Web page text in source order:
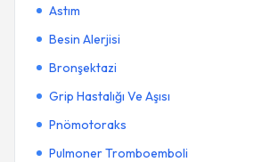
Astım
Besin Alerjisi
Bronşektazi
Grip Hastalığı Ve Aşısı
Pnömotoraks
Pulmoner Tromboemboli